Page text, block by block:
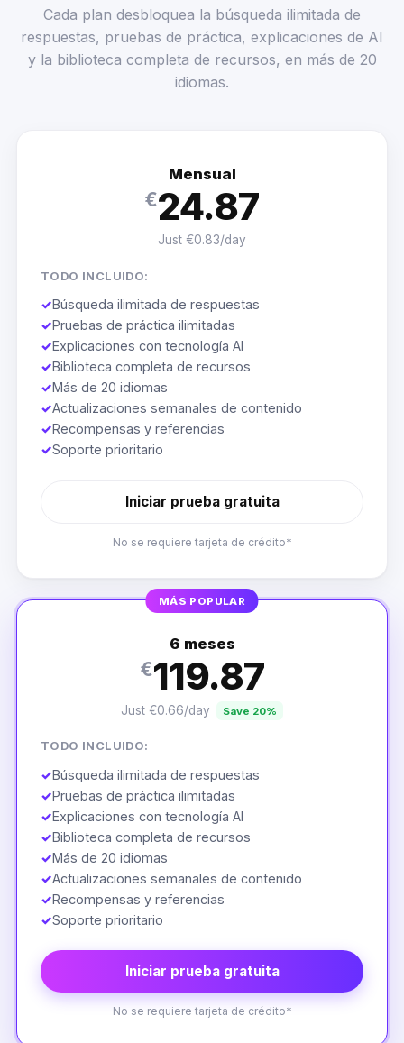
Cada plan desbloquea la búsqueda ilimitada de
respuestas, pruebas de práctica, explicaciones de AI
y la biblioteca completa de recursos, en más de 20
idiomas.
Mensual
€24.87
Just €0.83/day
TODO INCLUIDO:
✓Búsqueda ilimitada de respuestas
✓Pruebas de práctica ilimitadas
✓Explicaciones con tecnología AI
✓Biblioteca completa de recursos
✓Más de 20 idiomas
✓Actualizaciones semanales de contenido
✓Recompensas y referencias
✓Soporte prioritario
Iniciar prueba gratuita
No se requiere tarjeta de crédito*
MÁS POPULAR
6 meses
€119.87
Just €0.66/day Save 20%
TODO INCLUIDO:
✓Búsqueda ilimitada de respuestas
✓Pruebas de práctica ilimitadas
✓Explicaciones con tecnología AI
✓Biblioteca completa de recursos
✓Más de 20 idiomas
✓Actualizaciones semanales de contenido
✓Recompensas y referencias
✓Soporte prioritario
Iniciar prueba gratuita
No se requiere tarjeta de crédito*